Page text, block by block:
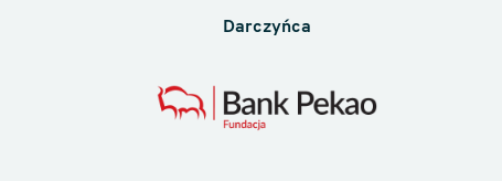
Darczyńca